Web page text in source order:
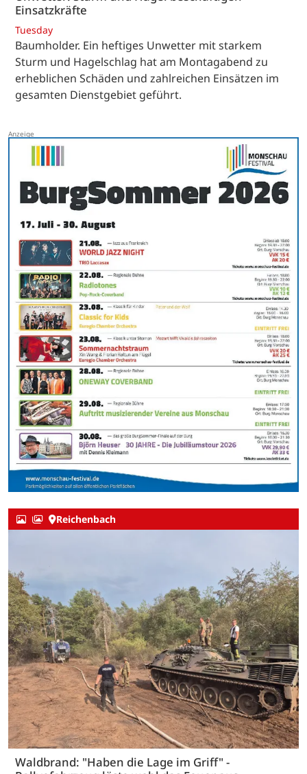
Einsatzkräfte
Tuesday
Baumholder. Ein heftiges Unwetter mit starkem
Sturm und Hagelschlag hat am Montagabend zu
erheblichen Schäden und zahlreichen Einsätzen im
gesamten Dienstgebiet geführt.
Reichenbach
Waldbrand: "Haben die Lage im Griff" -